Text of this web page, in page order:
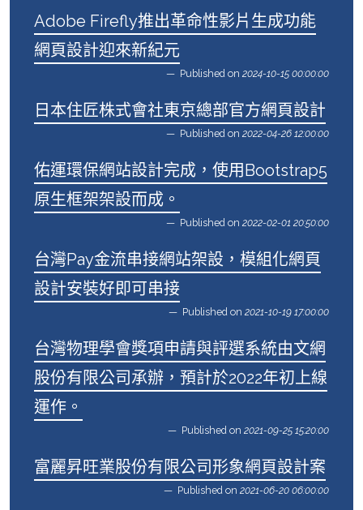
Adobe Firefly推出革命性影片生成功能
網頁設計迎來新紀元
Published on 2024-10-15 00:00:00
日本住匠株式會社東京總部官方網頁設計
Published on 2022-04-26 12:00:00
佑運環保網站設計完成，使用Bootstrap5
原生框架架設而成。
Published on 2022-02-01 20:50:00
台灣Pay金流串接網站架設，模組化網頁
設計安裝好即可串接
Published on 2021-10-19 17:00:00
台灣物理學會獎項申請與評選系統由文網
股份有限公司承辦，預計於2022年初上線
運作。
Published on 2021-09-25 15:20:00
富麗昇旺業股份有限公司形象網頁設計案
Published on 2021-06-20 06:00:00